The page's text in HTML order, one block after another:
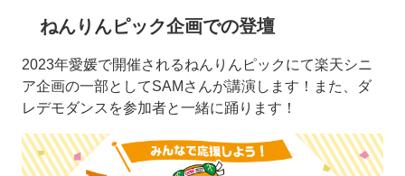
ねんりんピック企画での登壇
2023年愛媛で開催されるねんりんピックにて楽天シニ
ア企画の一部としてSAMさんが講演します！また、ダ
レデモダンスを参加者と一緒に踊ります！